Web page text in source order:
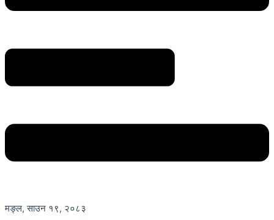
मङ्ल, साउन १९, २०८३